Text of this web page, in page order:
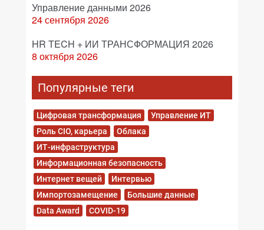
Управление данными 2026
24 сентября 2026
HR TECH + ИИ ТРАНСФОРМАЦИЯ 2026
8 октября 2026
Популярные теги
Цифровая трансформация
Управление ИТ
Роль CIO, карьера
Облака
ИТ-инфраструктура
Информационная безопасность
Интернет вещей
Интервью
Импортозамещение
Большие данные
Data Award
COVID-19